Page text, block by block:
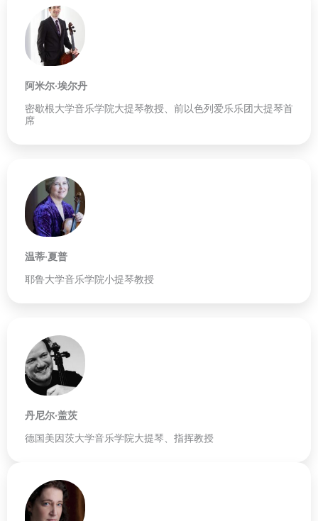
阿米尔·埃尔丹
密歇根大学音乐学院大提琴教授、前以色列爱乐乐团大提琴首
席
温蒂·夏普
耶鲁大学音乐学院小提琴教授
丹尼尔·盖茨
德国美因茨大学音乐学院大提琴、指挥教授